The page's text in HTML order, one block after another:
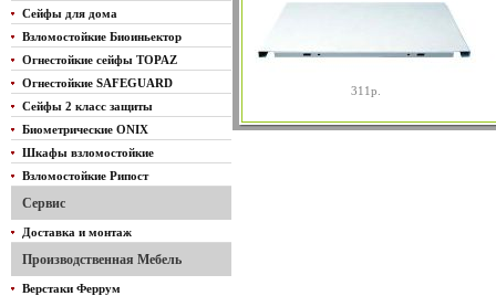
Сейфы для дома
Взломостойкие Биоиньектор
Огнестойкие сейфы TOPAZ
Огнестойкие SAFEGUARD
Сейфы 2 класс защиты
Биометрические ONIX
Шкафы взломостойкие
Взломостойкие Рипост
Сервис
Доставка и монтаж
Производственная Мебель
Верстаки Феррум
311р.